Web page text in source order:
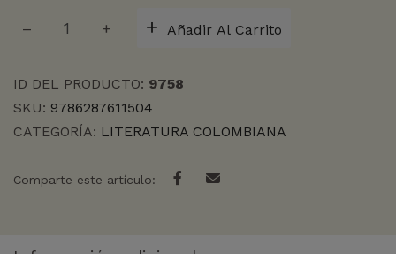
cantidad
Añadir Al Carrito
ID DEL PRODUCTO: 9758
SKU: 9786287611504
CATEGORÍA: LITERATURA COLOMBIANA
Comparte este artículo: